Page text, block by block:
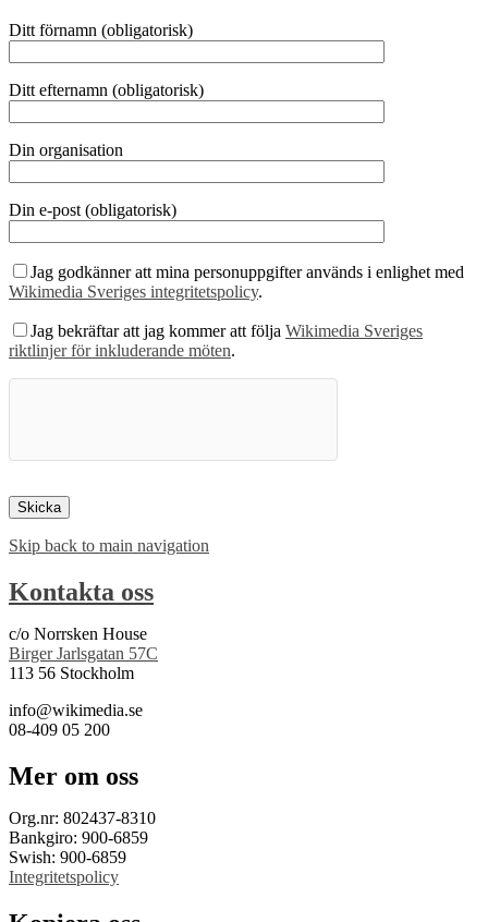
Ditt förnamn (obligatorisk)
Ditt efternamn (obligatorisk)
Din organisation
Din e-post (obligatorisk)
Jag godkänner att mina personuppgifter används i enlighet med
Wikimedia Sveriges integritetspolicy.
Jag bekräftar att jag kommer att följa Wikimedia Sveriges
riktlinjer för inkluderande möten.
Skip back to main navigation
Kontakta oss
c/o Norrsken House
Birger Jarlsgatan 57C
113 56 Stockholm
info@wikimedia.se
08-409 05 200
Mer om oss
Org.nr: 802437-8310
Bankgiro: 900-6859
Swish: 900-6859
Integritetspolicy